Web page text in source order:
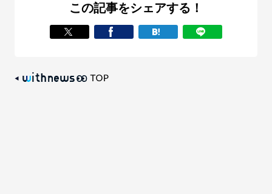
この記事をシェアする！